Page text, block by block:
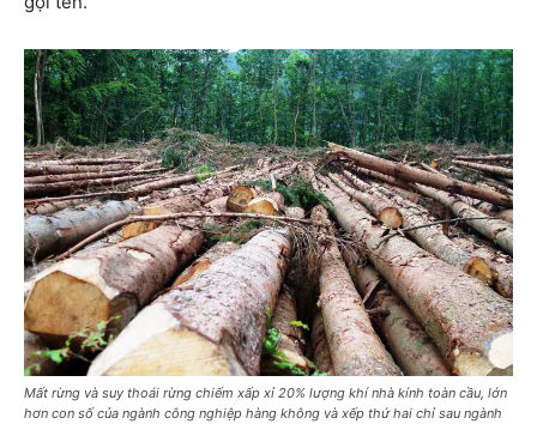
Mất rừng và suy thoái rừng chiếm xấp xỉ 20% lượng khí nhà kính toàn cầu, lớn
hơn con số của ngành công nghiệp hàng không và xếp thứ hai chỉ sau ngành